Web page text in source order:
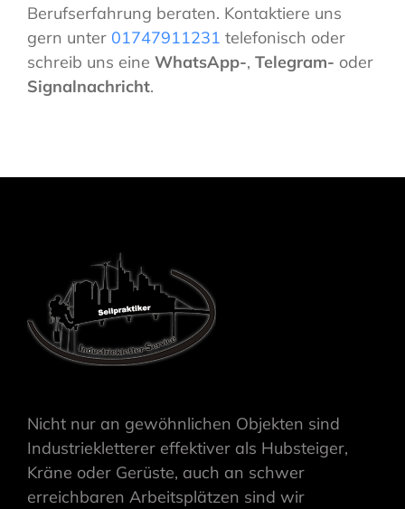
Berufserfahrung beraten. Kontaktiere uns
gern unter 01747911231 telefonisch oder
schreib uns eine WhatsApp-, Telegram- oder
Signalnachricht.
Nicht nur an gewöhnlichen Objekten sind
Industriekletterer effektiver als Hubsteiger,
Kräne oder Gerüste, auch an schwer
erreichbaren Arbeitsplätzen sind wir